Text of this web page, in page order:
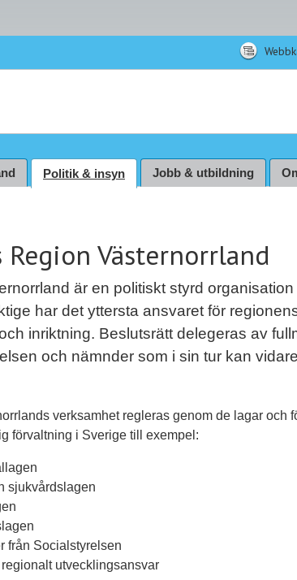
Politik & insyn Jobb & utbildning
Region Västernorrland
är en politiskt styrd organisation
har det yttersta ansvaret för
inriktning. Beslutsrätt delegeras av
och nämnder som i sin tur kan
verksamhet regleras genom de lagar och
förvaltning i Sverige till exempel:
sjukvårdslagen
från Socialstyrelsen
regionalt utvecklingsansvar